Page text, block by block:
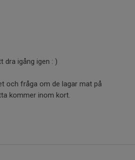
igång igen : )
och fråga om de lagar mat på
kommer inom kort.